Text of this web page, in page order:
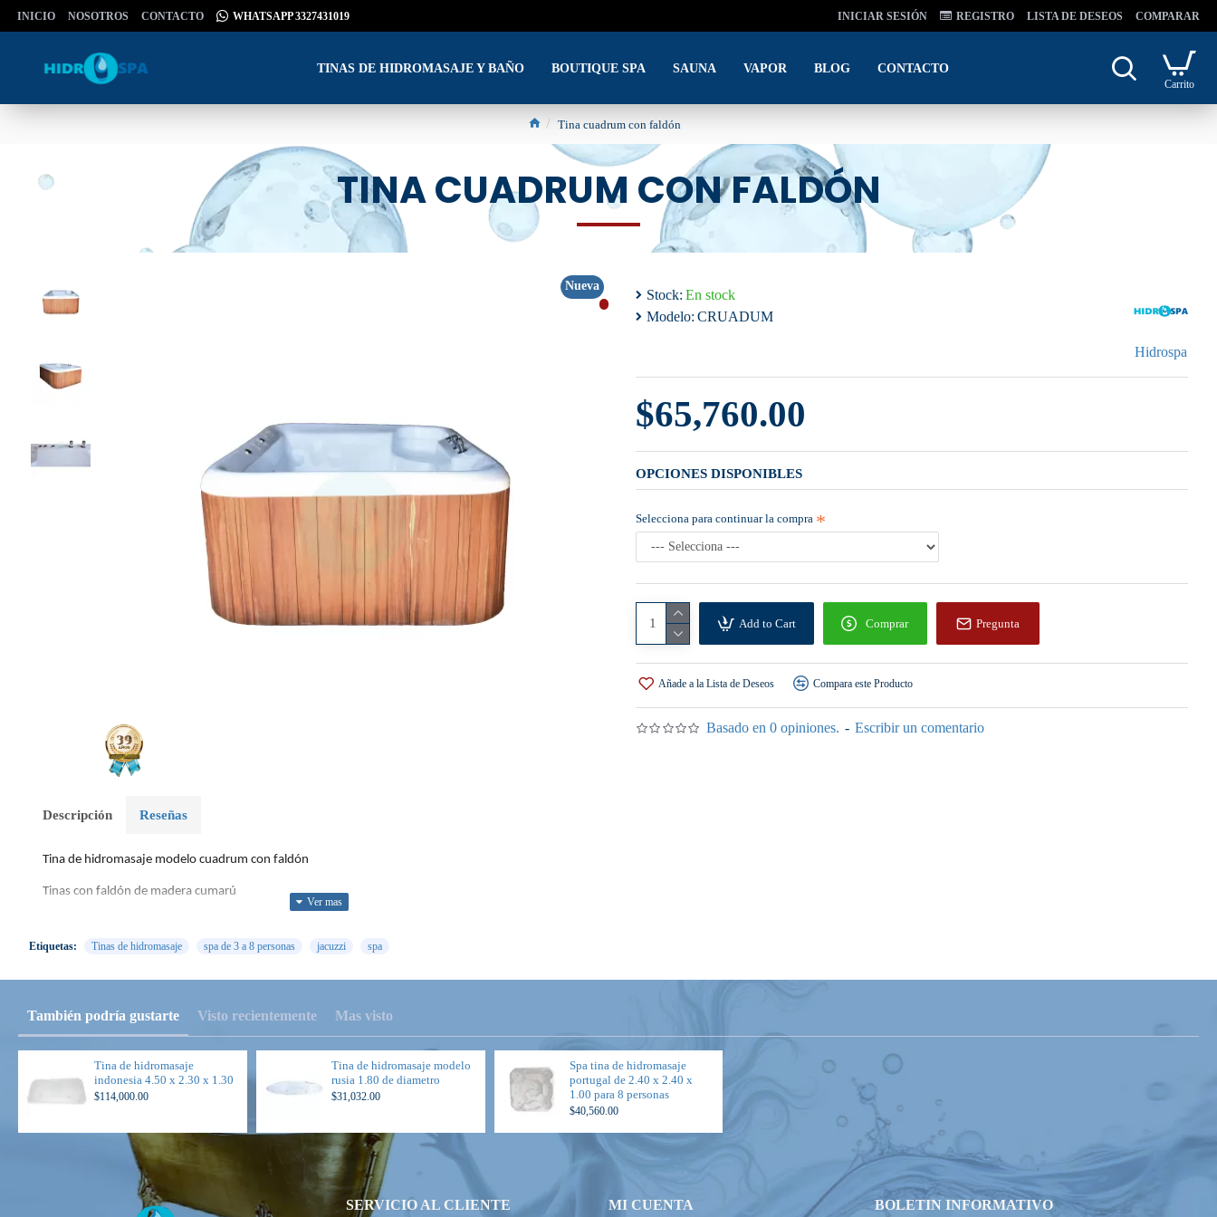
INICIO NOSOTROS CONTACTO WHATSAPP 3327431019 INICIAR SESIÓN REGISTRO LISTA DE DESEOS COMPARAR
TINAS DE HIDROMASAJE Y BAÑO BOUTIQUE SPA SAUNA VAPOR BLOG CONTACTO
Carrito
Tina cuadrum con faldón
TINA CUADRUM CON FALDÓN
Nueva
Descripción Reseñas
Tina de hidromasaje modelo cuadrum con faldón
Tinas con faldón de madera cumarú
Notas:
No incluye desagüe y rebosadero.
No incluye manerales de llenado.
Stock: En stock
Modelo: CRUADUM
Hidrospa
Basado en 0 opiniones. - Escribir un comentario
$65,760.00
OPCIONES DISPONIBLES
Selecciona para continuar la compra
Add to Cart Comprar Pregunta
Añade a la Lista de Deseos Compara este Producto
Etiquetas: Tinas de hidromasaje spa de 3 a 8 personas jacuzzi spa
También podría gustarte Visto recientemente Mas visto
Tina de hidromasaje
indonesia 4.50 x 2.30 x 1.30
$114,000.00
Tina de hidromasaje modelo
rusia 1.80 de diametro
$31,032.00
Spa tina de hidromasaje
portugal de 2.40 x 2.40 x
1.00 para 8 personas
$40,560.00
SERVICIO AL CLIENTE MI CUENTA BOLETIN INFORMATIVO